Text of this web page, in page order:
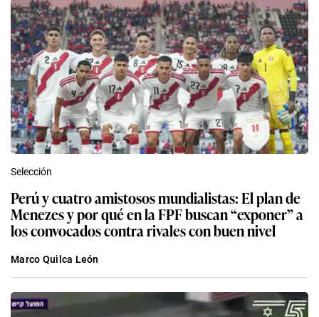
Selección
Perú y cuatro amistosos mundialistas: El plan de
Menezes y por qué en la FPF buscan “exponer” a
los convocados contra rivales con buen nivel
Marco Quilca León